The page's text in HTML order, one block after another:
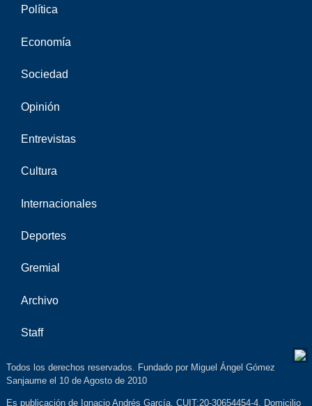
Política
Economía
Sociedad
Opinión
Entrevistas
Cultura
Internacionales
Deportes
Gremial
Archivo
Staff
Todos los derechos reservados. Fundado por Miguel Ángel Gómez
Sanjaume el 10 de Agosto de 2010
Es publicación de Ignacio Andrés García. CUIT:20-30654454-4. Domicilio